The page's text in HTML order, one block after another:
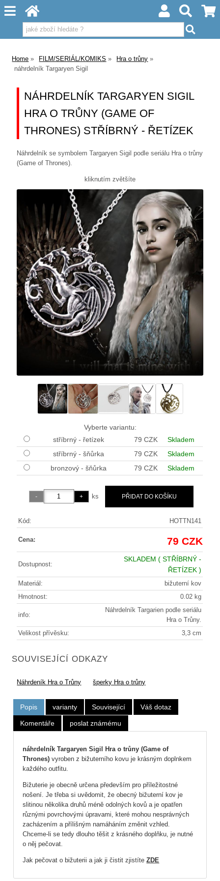
Home FILM/SERIÁL/KOMIKS
Hra o trůny
náhrdelník Targaryen Sigil
NÁHRDELNÍK TARGARYEN SIGIL
HRA O TRŮNY (GAME OF
THRONES) STŘÍBRNÝ - ŘETÍZEK
Náhrdelník se symbolem Targaryen Sigil podle seriálu Hra o trůny
(Game of Thrones).
kliknutím zvětšíte
Vyberte variantu:
stříbrný - řetízek
79 CZK
Skladem
stříbrný - šňůrka
79 CZK
Skladem
bronzový - šňůrka
79 CZK Skladem
ks
Kód: HOTTN141
Cena: 79 CZK
Dostupnost:
SKLADEM ( STŘÍBRNÝ -
ŘETÍZEK )
Materiál:
bižuterní kov
Hmotnost:
0.02 kg
info:
Náhrdelník Targarien podle seriálu
Hra o Trůny.
Velikost přívěsku:
3,3 cm
SOUVISEJÍCÍ ODKAZY
Náhrdeník Hra o Trůny šperky Hra o trůny
Popis varianty Související Váš dotaz
Komentáře poslat známému
náhrdelník Targaryen Sigil Hra o trůny (Game of
Thrones) vyroben z bižuterního kovu je krásným doplnkem
každého outfitu.
Bižuterie je obecně určena především pro příležitostné
nošení. Je třeba si uvědomit, že obecný bižuterní kov je
slitinou několika druhů méně odolných kovů a je opatřen
různými povrchovými úpravami, které mohou nesprávných
zacházením a přílišným namáháním změnit vzhled.
Chceme-li se tedy dlouho těšit z krásného doplňku, je nutné
o něj pečovat.
Jak pečovat o bižuterii a jak ji čistit zjistíteZDE